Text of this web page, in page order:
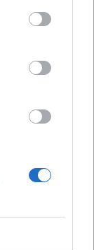
giovanili,